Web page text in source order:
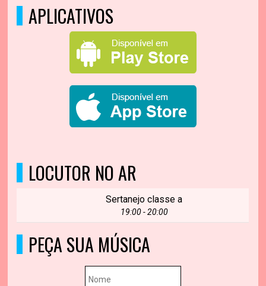
APLICATIVOS
LOCUTOR NO AR
Sertanejo classe a
19:00 - 20:00
PEÇA SUA MÚSICA